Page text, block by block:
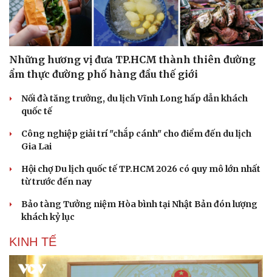
Những hương vị đưa TP.HCM thành thiên đường
ẩm thực đường phố hàng đầu thế giới
Nối đà tăng trưởng, du lịch Vĩnh Long hấp dẫn khách
quốc tế
Công nghiệp giải trí "chắp cánh" cho điểm đến du lịch
Gia Lai
Hội chợ Du lịch quốc tế TP.HCM 2026 có quy mô lớn nhất
từ trước đến nay
Bảo tàng Tưởng niệm Hòa bình tại Nhật Bản đón lượng
khách kỷ lục
KINH TẾ